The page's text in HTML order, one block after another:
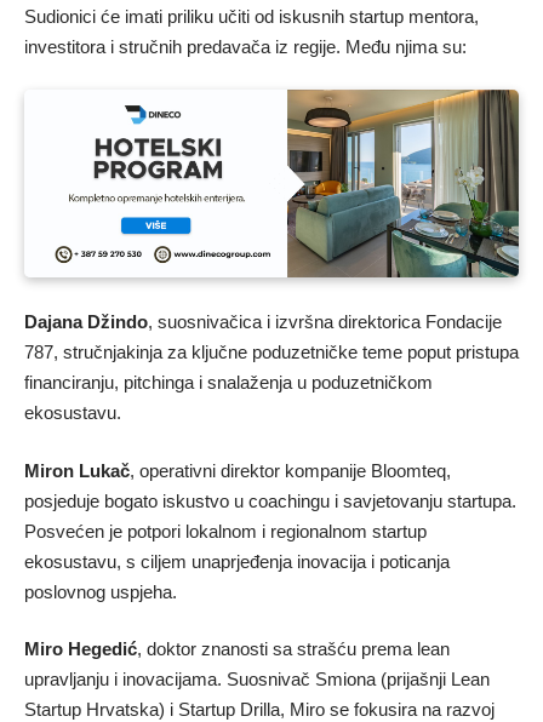
Sudionici će imati priliku učiti od iskusnih startup mentora,
investitora i stručnih predavača iz regije. Među njima su:
Dajana Džindo, suosnivačica i izvršna direktorica Fondacije
787, stručnjakinja za ključne poduzetničke teme poput pristupa
financiranju, pitchinga i snalaženja u poduzetničkom
ekosustavu.
Miron Lukač, operativni direktor kompanije Bloomteq,
posjeduje bogato iskustvo u coachingu i savjetovanju startupa.
Posvećen je potpori lokalnom i regionalnom startup
ekosustavu, s ciljem unaprjeđenja inovacija i poticanja
poslovnog uspjeha.
Miro Hegedić, doktor znanosti sa strašću prema lean
upravljanju i inovacijama. Suosnivač Smiona (prijašnji Lean
Startup Hrvatska) i Startup Drilla, Miro se fokusira na razvoj